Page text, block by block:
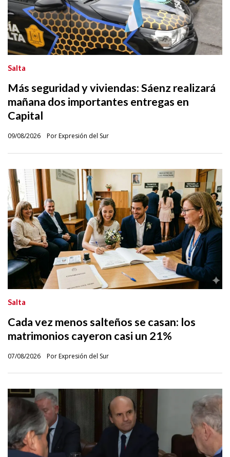
Más seguridad y viviendas: Sáenz realizará
mañana dos importantes entregas en
Capital
Por Expresión del Sur
Salta
09/08/2026
Cada vez menos salteños se casan: los
matrimonios cayeron casi un 21%
Por Expresión del Sur
Salta
07/08/2026